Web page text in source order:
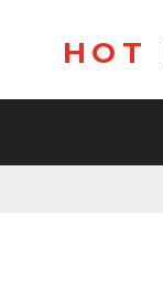
HOT